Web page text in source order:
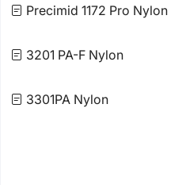
Precimid 1172 Pro Nylon
3201 PA-F Nylon
3301PA Nylon